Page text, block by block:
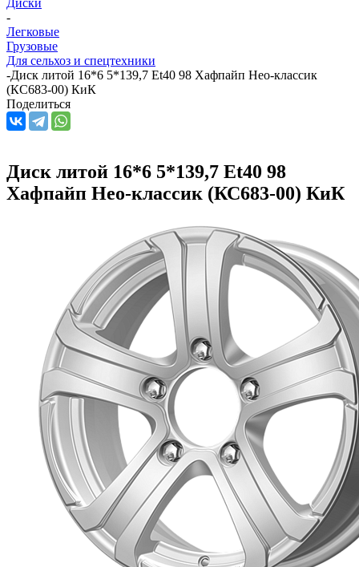
-
Легковые
Грузовые
Для сельхоз и спецтехники
-Диск литой 16*6 5*139,7 Et40 98 Хафпайп Нео-классик
(КС683-00) КиК
Поделиться
Диск литой 16*6 5*139,7 Et40 98
Хафпайп Нео-классик (КС683-00) КиК